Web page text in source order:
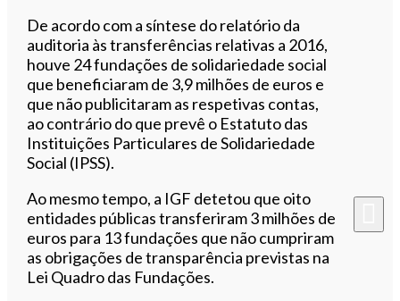
De acordo com a síntese do relatório da
auditoria às transferências relativas a 2016,
houve 24 fundações de solidariedade social
que beneficiaram de 3,9 milhões de euros e
que não publicitaram as respetivas contas,
ao contrário do que prevê o Estatuto das
Instituições Particulares de Solidariedade
Social (IPSS).
Ao mesmo tempo, a IGF detetou que oito
entidades públicas transferiram 3 milhões de
euros para 13 fundações que não cumpriram
as obrigações de transparência previstas na
Lei Quadro das Fundações.